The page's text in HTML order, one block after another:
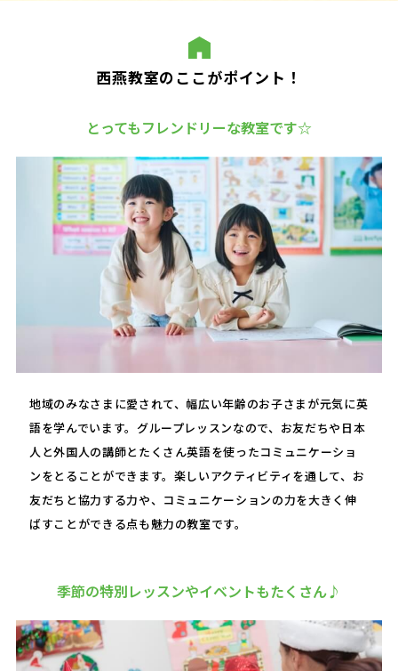
西燕教室のここがポイント！
とってもフレンドリーな教室です☆
地域のみなさまに愛されて、幅広い年齢のお子さまが元気に英
語を学んでいます。グループレッスンなので、お友だちや日本
人と外国人の講師とたくさん英語を使ったコミュニケーショ
ンをとることができます。楽しいアクティビティを通して、お
友だちと協力する力や、コミュニケーションの力を大きく伸
ばすことができる点も魅力の教室です。
季節の特別レッスンやイベントもたくさん♪